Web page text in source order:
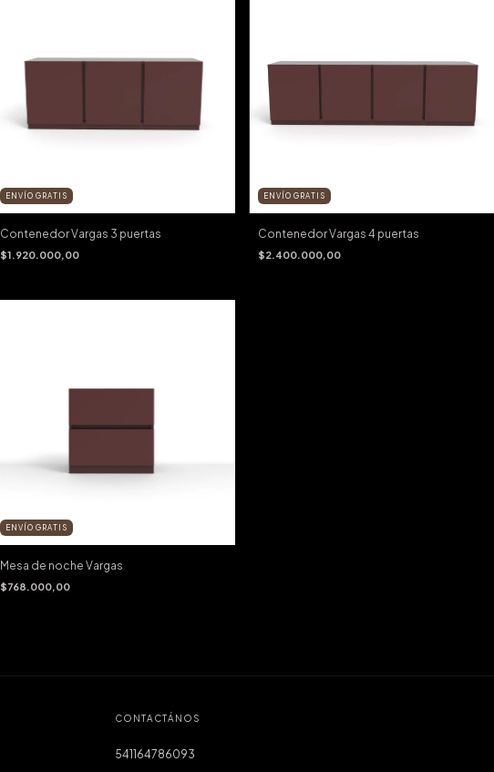
ENVÍO GRATIS
Contenedor Vargas 3 puertas
$1.920.000,00
ENVÍO GRATIS
Contenedor Vargas 4 puertas
$2.400.000,00
ENVÍO GRATIS
Mesa de noche Vargas
$768.000,00
CONTACTÁNOS
541164786093